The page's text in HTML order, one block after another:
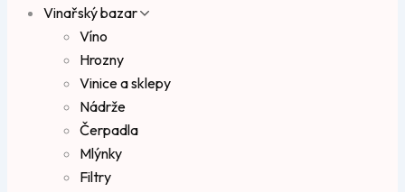
Vinařský bazar
Víno
Hrozny
Vinice a sklepy
Nádrže
Čerpadla
Mlýnky
Filtry